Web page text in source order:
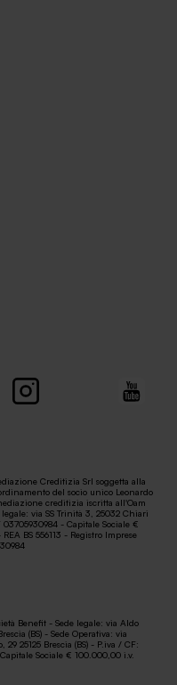
Creditizia Srl soggetta alla
del socio unico Leonardo
creditizia iscritta all'Oam
via SS Trinità 3, 25032 Chiari
03705930984 - Capitale Sociale €
BS 556113 - Registro Imprese
Benefit - Sede legale: via Aldo
(BS) - Sede Operativa: via
29 25125 Brescia (BS) - P.iva / CF:
Sociale € 100.000,00 i.v.